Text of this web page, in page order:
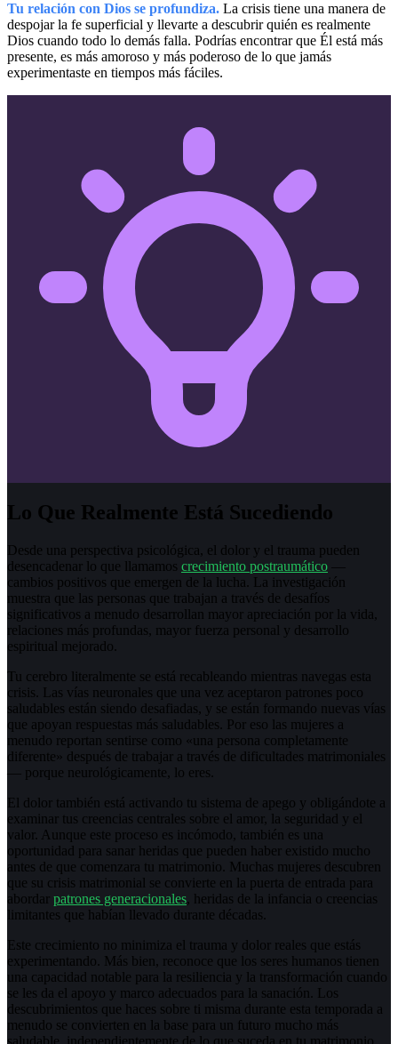
Tu relación con Dios se profundiza. La crisis tiene una manera de
despojar la fe superficial y llevarte a descubrir quién es realmente
Dios cuando todo lo demás falla. Podrías encontrar que Él está más
presente, es más amoroso y más poderoso de lo que jamás
experimentaste en tiempos más fáciles.
Lo Que Realmente Está Sucediendo
Desde una perspectiva psicológica, el dolor y el trauma pueden
desencadenar lo que llamamos crecimiento postraumático —
cambios positivos que emergen de la lucha. La investigación
muestra que las personas que trabajan a través de desafíos
significativos a menudo desarrollan mayor apreciación por la vida,
relaciones más profundas, mayor fuerza personal y desarrollo
espiritual mejorado.
Tu cerebro literalmente se está recableando mientras navegas esta
crisis. Las vías neuronales que una vez aceptaron patrones poco
saludables están siendo desafiadas, y se están formando nuevas vías
que apoyan respuestas más saludables. Por eso las mujeres a
menudo reportan sentirse como «una persona completamente
diferente» después de trabajar a través de dificultades matrimoniales
— porque neurológicamente, lo eres.
El dolor también está activando tu sistema de apego y obligándote a
examinar tus creencias centrales sobre el amor, la seguridad y el
valor. Aunque este proceso es incómodo, también es una
oportunidad para sanar heridas que pueden haber existido mucho
antes de que comenzara tu matrimonio. Muchas mujeres descubren
que su crisis matrimonial se convierte en la puerta de entrada para
abordar patrones generacionales, heridas de la infancia o creencias
limitantes que habían llevado durante décadas.
Este crecimiento no minimiza el trauma y dolor reales que estás
experimentando. Más bien, reconoce que los seres humanos tienen
una capacidad notable para la resiliencia y la transformación cuando
se les da el apoyo y marco adecuados para la sanación. Los
descubrimientos que haces sobre ti misma durante esta temporada a
menudo se convierten en la base para un futuro mucho más